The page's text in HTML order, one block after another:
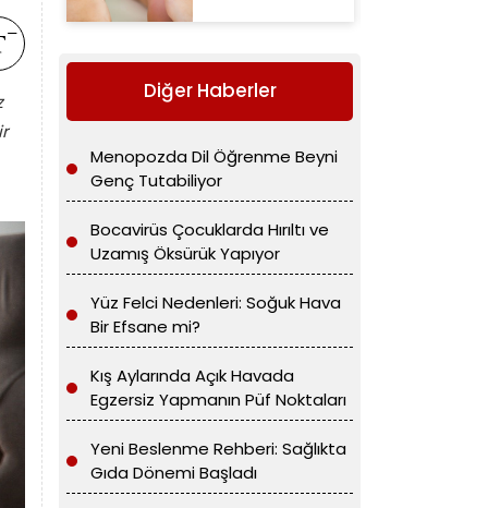
Diğer Haberler
Menopozda Dil Öğrenme Beyni
Genç Tutabiliyor
Bocavirüs Çocuklarda Hırıltı ve
Uzamış Öksürük Yapıyor
Yüz Felci Nedenleri: Soğuk Hava
Bir Efsane mi?
Kış Aylarında Açık Havada
Egzersiz Yapmanın Püf Noktaları
Yeni Beslenme Rehberi: Sağlıkta
Gıda Dönemi Başladı